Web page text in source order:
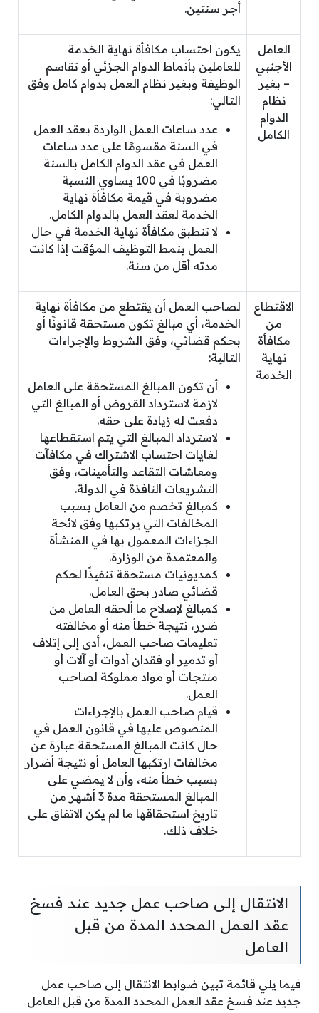
أجر سنتين.
العامل
الأجنبي
– بغير
نظام
الدوام
الكامل
يكون احتساب مكافأة نهاية الخدمة
للعاملين بأنماط الدوام الجزئي أو تقاسم
الوظيفة وبغير نظام العمل بدوام كامل وفق
التالي:
عدد ساعات العمل الواردة بعقد العمل
في السنة مقسومًا على عدد ساعات
العمل في عقد الدوام الكامل بالسنة
مضروبًا في 100 يساوي النسبة
مضروبة في قيمة مكافأة نهاية
الخدمة لعقد العمل بالدوام الكامل.
لا تنطبق مكافأة نهاية الخدمة في حال
العمل بنمط التوظيف المؤقت إذا كانت
مدته أقل من سنة.
الاقتطاع
من
مكافأة
نهاية
الخدمة
لصاحب العمل أن يقتطع من مكافأة نهاية
الخدمة، أي مبالغ تكون مستحقة قانونًا أو
بحكم قضائي، وفق الشروط والإجراءات
التالية:
أن تكون المبالغ المستحقة على العامل
لازمة لاسترداد القروض أو المبالغ التي
دفعت له زيادة على حقه.
لاسترداد المبالغ التي يتم استقطاعها
لغايات احتساب الاشتراك في مكافآت
ومعاشات التقاعد والتأمينات، وفق
التشريعات النافذة في الدولة.
كمبالغ تخصم من العامل بسبب
المخالفات التي يرتكبها وفق لائحة
الجزاءات المعمول بها في المنشأة
والمعتمدة من الوزارة.
كمديونيات مستحقة تنفيذًا لحكم
قضائي صادر بحق العامل.
كمبالغ لإصلاح ما ألحقه العامل من
ضرر، نتيجة خطأ منه أو مخالفته
تعليمات صاحب العمل، أدى إلى إتلاف
أو تدمير أو فقدان أدوات أو آلات أو
منتجات أو مواد مملوكة لصاحب
العمل.
قيام صاحب العمل بالإجراءات
المنصوص عليها في قانون العمل في
حال كانت المبالغ المستحقة عبارة عن
مخالفات ارتكبها العامل أو نتيجة أضرار
بسبب خطأ منه، وأن لا يمضي على
المبالغ المستحقة مدة 3 أشهر من
تاريخ استحقاقها ما لم يكن الاتفاق على
خلاف ذلك.
الانتقال إلى صاحب عمل جديد عند فسخ
عقد العمل المحدد المدة من قبل
العامل
فيما يلي قائمة تبين ضوابط الانتقال إلى صاحب عمل
جديد عند فسخ عقد العمل المحدد المدة من قبل العامل